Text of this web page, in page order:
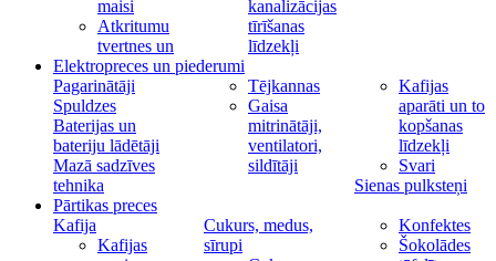
maisi
Atkritumu
tvertnes un
kanalizācijas
tīrīšanas
līdzekļi
Elektropreces un piederumi
Pagarinātāji
Spuldzes
Baterijas un
bateriju lādētāji
Mazā sadzīves
tehnika
Tējkannas
Gaisa
mitrinātāji,
ventilatori,
sildītāji
Kafijas
aparāti un to
kopšanas
līdzekļi
Svari
Sienas pulksteņi
Pārtikas preces
Kafija
Kafijas
Cukurs, medus,
sīrupi
Konfektes
Šokolādes